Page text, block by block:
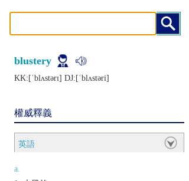
blustery
KK:[ˈblʌstǝrɪ] DJ:[ˈblʌstǝri]
權威釋義
英語
a.